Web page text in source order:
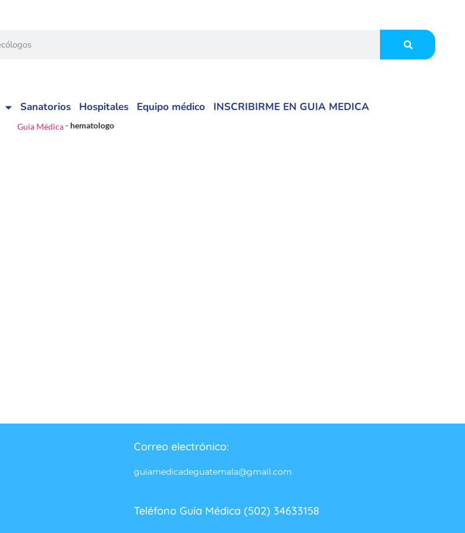
Sanatorios Hospitales Equipo médico INSCRIBIRME EN GUIA MEDICA
Guia Médica- hematologo
Correo electrónico:
guiamedicadeguatemala@gmail.com
Teléfono Guía Médica (502) 34633158